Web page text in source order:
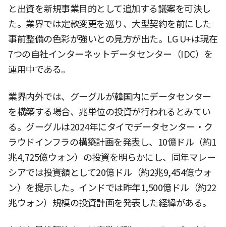
と出資を新規事業目的として追加する議案を可決し
た。業界では定款変更を巡り、大型契約を前にした
事前整備の色彩が強いとの見方が出た。LG U+は現在
7つの自社インターネットデータセンター（IDC）を
運用中である。
業界内外では、グーグルが韓国内にデータセンター
を構築する場合、兆単位の投資が行われるとみてい
る。グーグルは2024年にタイでデータセンター・ク
ラウドインフラの構築計画を発表し、10億ドル（約1
兆4,725億ウォン）の投資を明らかにし、同年マレー
シアでは投資額として20億ドル（約2兆9,454億ウォ
ン）を提示した。インドでは昨年1,500億ドル（約22
兆ウォン）規模の投資計画を発表した経緯がある。